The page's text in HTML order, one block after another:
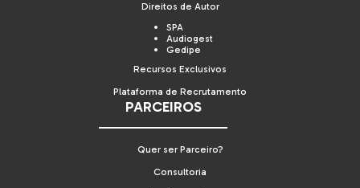
Direitos de Autor
SPA
Audiogest
Gedipe
Recursos Exclusivos
Plataforma de Recrutamento
PARCEIROS
Quer ser Parceiro?
Consultoria